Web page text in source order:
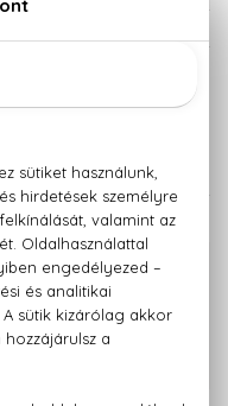
garanciával
+36 20